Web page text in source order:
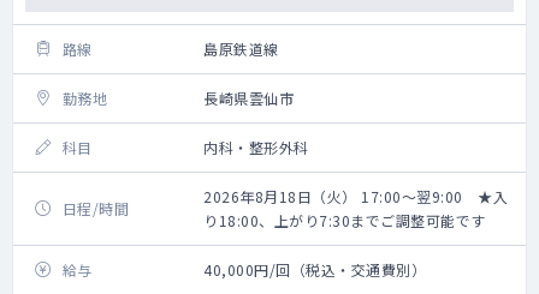
路線 島原鉄道線
勤務地 長崎県雲仙市
科目 内科・整形外科
日程/時間
2026年8月18日（火） 17:00～翌9:00 ★入
り18:00、上がり7:30までご調整可能です
給与 40,000円/回（税込・交通費別）